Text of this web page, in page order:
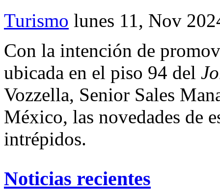
Turismo lunes 11, Nov
Con la intención de
ubicada en el piso 94 del
Vozzella, Senior Sales
México, las novedades de
intrépidos.
Noticias recientes